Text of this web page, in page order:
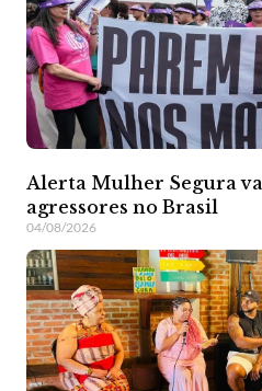
Alerta Mulher Segura
agressores no Brasil
04/08/2026